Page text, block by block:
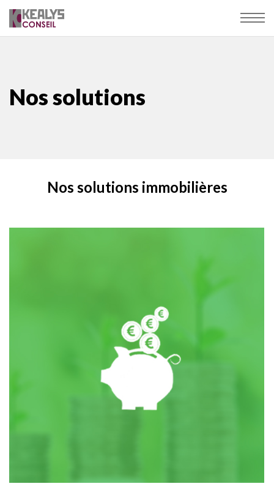
Nos solutions
Nos solutions immobilières